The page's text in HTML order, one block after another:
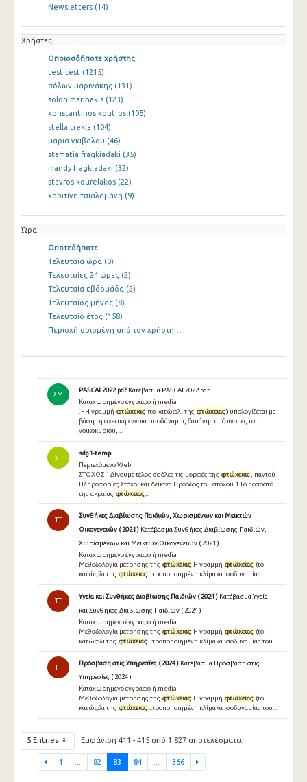
Newsletters (14)
Χρήστες
Οποιοσδήποτε χρήστης
test test (1215)
σόλων μαρινάκης (131)
solon marinakis (123)
konstantinos koutros (105)
stella trekla (104)
μαρια γκιβαλου (46)
stamatia fragkiadaki (35)
mandy fragkiadaki (32)
stavros kourelakos (22)
χαριτίνη τσιαλαμάνη (9)
Ώρα
Οποτεδήποτε
Τελευταία ώρα (0)
Τελευταίες 24 ώρες (2)
Τελευταία εβδομάδα (2)
Τελευταίος μήνας (8)
Τελευταίο έτος (158)
Περιοχή ορισμένη από τον χρήστη…
ΣΜ
PASCAL2022.pdf Κατέβασμα PASCAL2022.pdf
Καταχωρημένο έγγραφο ή media
. • Η γραμμή φτώχειας (το κατώφλι της φτώχειας) υπολογίζεται με
βάση τη σχετική έννοια...ισοδύναμης δαπάνης από αγορές του
νοικοκυριού,...
ST
sdg1-temp
Περιεχόμενο Web
ΣΤΟΧΟΣ 1 Δίνουμε τέλος σε όλες τις μορφές της φτώχειας , παντού
Πληροφορίες Στόχοι και Δείκτες Πρόοδος του στόχου 1 Τo ποσοστό
της ακραίας φτώχειας
TT
Συνθήκες Διαβίωσης Παιδιών, Χωρισμένων και Μεικτών
Οικογενειών ( 2021 ) Κατέβασμα Συνθήκες Διαβίωσης Παιδιών,
Χωρισμένων και Μεικτών Οικογενειών ( 2021 )
Καταχωρημένο έγγραφο ή media
Μεθοδολογία μέτρησης της φτώχειας Η γραμμή φτώχειας (το
κατώφλι της φτώχειας...τροποποιημένη κλίμακα ισοδυναμίας...
TT
Υγεία και Συνθήκες Διαβίωσης Παιδιών ( 2024 ) Κατέβασμα Υγεία
και Συνθήκες Διαβίωσης Παιδιών ( 2024 )
Καταχωρημένο έγγραφο ή media
Μεθοδολογία μέτρησης της φτώχειας Η γραμμή φτώχειας (το
κατώφλι της φτώχειας ...τροποποιημένη κλίμακα ισοδυναμίας του...
TT
Πρόσβαση στις Yπηρεσίες ( 2024 ) Κατέβασμα Πρόσβαση στις
Yπηρεσίες ( 2024 )
Καταχωρημένο έγγραφο ή media
Μεθοδολογία μέτρησης της φτώχειας Η γραμμή φτώχειας (το
κατώφλι της φτώχειας...τροποποιημένη κλίμακα ισοδυναμίας του...
5 Entries Εμφάνιση 411 - 415 από 1.827 αποτελέσματα.
1 82 83 84 366